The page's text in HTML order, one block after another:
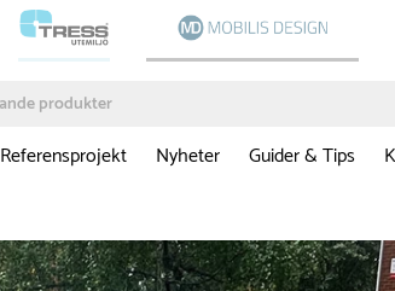
Referensprojekt Nyheter Guider & Tips